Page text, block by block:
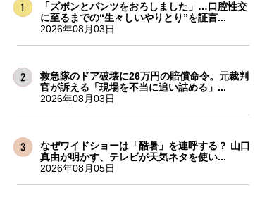
「ズボンとパンツをおろしました」…口腔性交
に至るまでの“生々しいやりとり”を証言...
2026年08月03日
救急隊のドア破壊に26万円の賠償命令。元裁判
官が訴える「現場を不当に追い詰める」...
2026年08月03日
なぜワイドショーは「酷暑」を連呼する？ 山口
真由が明かす、テレビが天気ネタを使い...
2026年08月05日